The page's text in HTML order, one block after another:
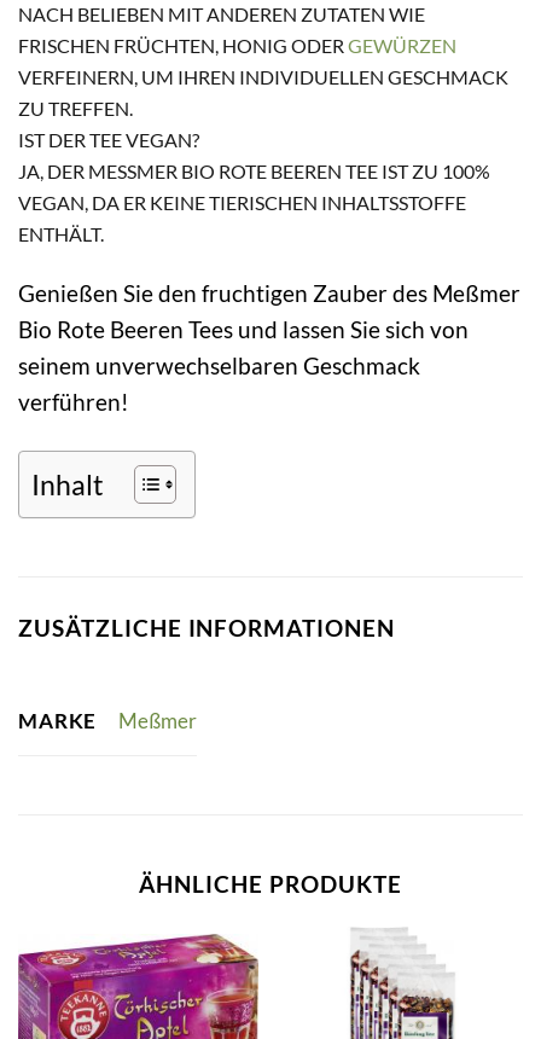
ACH BELIEBEN MIT ANDEREN ZUTATEN WIE F
RISCHEN FRÜCHTEN, HONIG ODER GEWÜRZEN
VERFEINERN, UM IHREN INDIVIDUELLEN GESCHMACK
ZU TREFFEN.
IST DER TEE VEGAN?
JA, DER MESSMER BIO ROTE BEEREN TEE IST ZU 100% V
EGAN, DA ER KEINE TIERISCHEN INHALTSSTOFFE E
NTHÄLT.
Genießen Sie den fruchtigen Zauber des Meßmer
Bio Rote Beeren Tees und lassen Sie sich von
seinem unverwechselbaren Geschmack
verführen!
Inhalt
ZUSÄTZLICHE INFORMATIONEN
MARKE Meßmer
ÄHNLICHE PRODUKTE